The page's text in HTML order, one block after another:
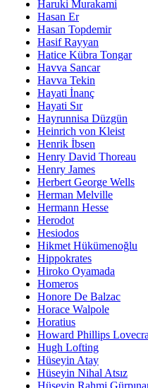
Haruki Murakami
Hasan Er
Hasan Topdemir
Hasif Rayyan
Hatice Kübra Tongar
Havva Sancar
Havva Tekin
Hayati İnanç
Hayati Sır
Hayrunnisa Düzgün
Heinrich von Kleist
Henrik İbsen
Henry David Thoreau
Henry James
Herbert George Wells
Herman Melville
Hermann Hesse
Herodot
Hesiodos
Hikmet Hükümenoğlu
Hippokrates
Hiroko Oyamada
Homeros
Honore De Balzac
Horace Walpole
Horatius
Howard Phillips
Hugh Lofting
Hüseyin Atay
Hüseyin Nihal Atsız